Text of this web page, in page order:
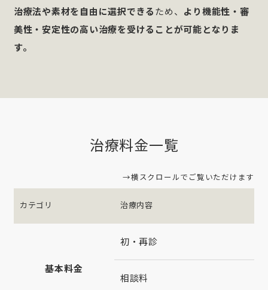
治療法や素材を自由に選択できるため、 より機能性・審
美性・安定性の高い治療を受けることが可能となりま
す。
治療料金一覧
→横スクロールでご覧いただけます
カテゴリ 治療内容
基本料金
初・再診
相談料